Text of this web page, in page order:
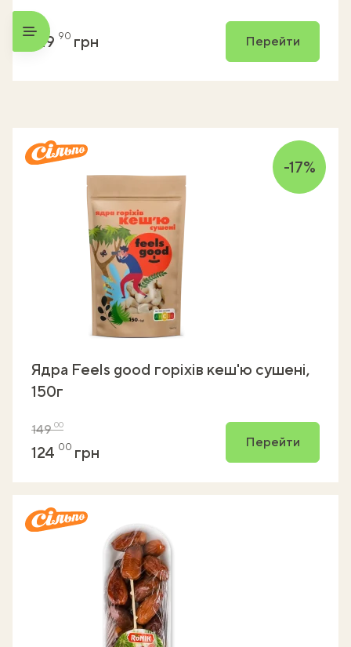
129 90 грн Перейти
-17%
Ядра Feels good горіхів кеш'ю сушені,
150г
14900
124 00 грн
Перейти